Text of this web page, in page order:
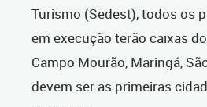
Turismo (Sedest), todos os
em execução terão caixas
Campo Mourão, Maringá,
devem ser as primeiras